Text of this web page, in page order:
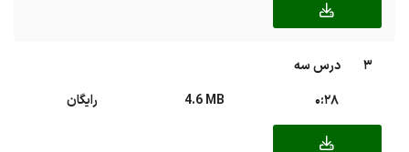
3
درس سه
0:28
4.6 MB رایگان